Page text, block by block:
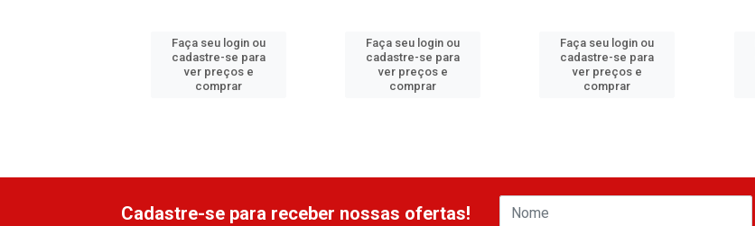
Faça seu login ou
cadastre-se para
ver preços e
comprar
Faça seu login ou
cadastre-se para
ver preços e
comprar
Faça seu login ou
cadastre-se para
ver preços e
comprar
Cadastre-se para receber nossas ofertas!